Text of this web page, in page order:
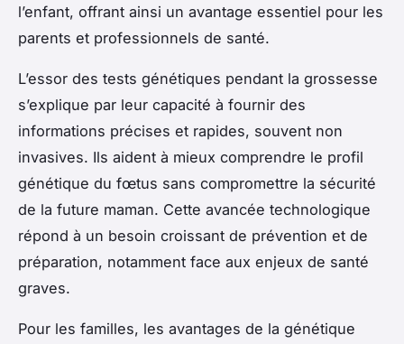
l’enfant, offrant ainsi un avantage essentiel pour les
parents et professionnels de santé.
L’essor des tests génétiques pendant la grossesse
s’explique par leur capacité à fournir des
informations précises et rapides, souvent non
invasives. Ils aident à mieux comprendre le profil
génétique du fœtus sans compromettre la sécurité
de la future maman. Cette avancée technologique
répond à un besoin croissant de prévention et de
préparation, notamment face aux enjeux de santé
graves.
Pour les familles, les avantages de la génétique